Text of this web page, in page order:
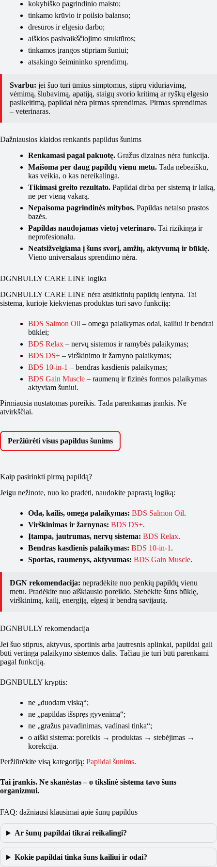
kokybiško pagrindinio maisto;
tinkamo krūvio ir poilsio balanso;
dresūros ir elgesio darbo;
aiškios pasivaikščiojimo struktūros;
tinkamos įrangos stipriam šuniui;
atsakingo šeimininko sprendimų.
Svarbu: jei šuo turi ūmius simptomus, stiprų viduriavimą,
vėmimą, šlubavimą, apatiją, staigų svorio kritimą ar ryškų elgesio
pasikeitimą, papildai nėra pirmas sprendimas. Pirmas sprendimas
– veterinaras.
Dažniausios klaidos renkantis papildus šunims
Renkamasi pagal pakuotę. Gražus dizainas nėra funkcija.
Maišoma per daug papildų vienu metu. Tada nebeaišku,
kas veikia, o kas nereikalinga.
Tikimasi greito rezultato. Papildai dirba per sistemą ir laiką,
ne per vieną vakarą.
Nepaisoma pagrindinės mitybos. Papildas netaiso prastos
bazės.
Papildas naudojamas vietoj veterinaro. Tai rizikinga ir
neprofesionalu.
Neatsižvelgiama į šuns svorį, amžių, aktyvumą ir būklę.
Vieno universalaus sprendimo nėra.
DGNBULLY CARE LINE logika
DGNBULLY CARE LINE nėra atsitiktinių papildų lentyna. Tai
sistema, kurioje kiekvienas produktas turi savo funkciją:
BDS Salmon Oil – omega palaikymas odai, kailiui ir bendrai
būklei;
BDS Relax – nervų sistemos ir ramybės palaikymas;
BDS DS+ – virškinimo ir žarnyno palaikymas;
BDS 10-in-1 – bendras kasdienis palaikymas;
BDS Gain Muscle – raumenų ir fizinės formos palaikymas
aktyviam šuniui.
Pirmiausia nustatomas poreikis. Tada parenkamas įrankis. Ne
atvirkščiai.
Peržiūrėti visus papildus šunims
Kaip pasirinkti pirmą papildą?
Jeigu nežinote, nuo ko pradėti, naudokite paprastą logiką:
Oda, kailis, omega palaikymas: BDS Salmon Oil.
Virškinimas ir žarnynas: BDS DS+.
Įtampa, jautrumas, nervų sistema: BDS Relax.
Bendras kasdienis palaikymas: BDS 10-in-1 .
Sportas, raumenys, aktyvumas: BDS Gain Muscle.
DGN rekomendacija: nepradėkite nuo penkių papildų vienu
metu. Pradėkite nuo aiškiausio poreikio. Stebėkite šuns būklę,
virškinimą, kailį, energiją, elgesį ir bendrą savijautą.
DGNBULLY rekomendacija
Jei šuo stiprus, aktyvus, sportinis arba jautresnis aplinkai, papildai gali
būti vertinga palaikymo sistemos dalis. Tačiau jie turi būti parenkami
pagal funkciją.
DGNBULLY kryptis:
ne „duodam viską“;
ne „papildas išspręs gyvenimą“;
ne „gražus pavadinimas, vadinasi tinka“;
o aiški sistema: poreikis → produktas → stebėjimas →
korekcija.
Peržiūrėkite visą kategoriją: Papildai šunims.
Tai įrankis. Ne skanėstas – o tikslinė sistema tavo šuns
organizmui.
FAQ: dažniausi klausimai apie šunų papildus
Ar šunų papildai tikrai reikalingi?
Kokie papildai tinka šuns kailiui ir odai?